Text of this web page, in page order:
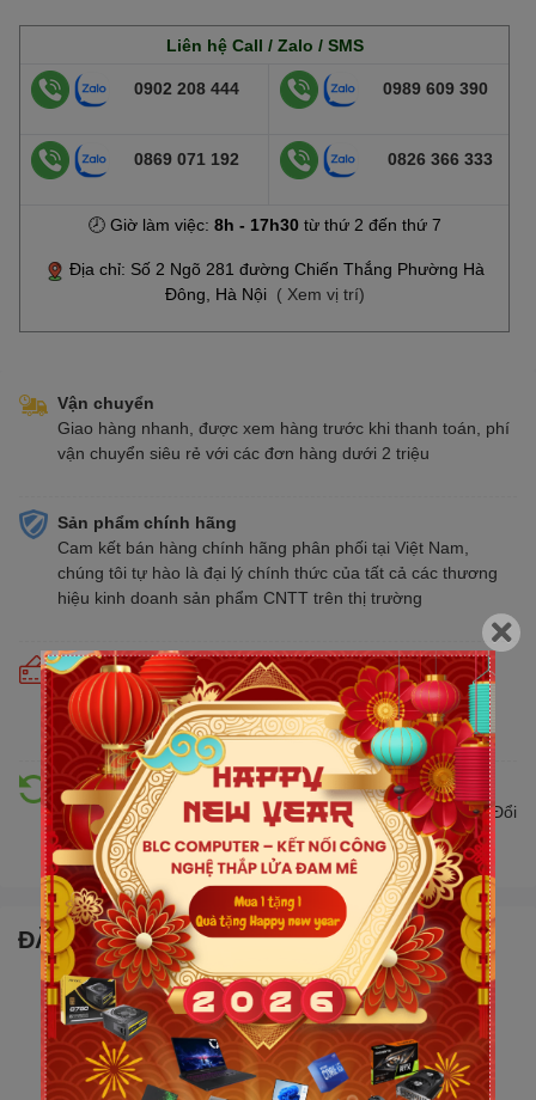
Liên hệ Call / Zalo / SMS
0902 208 444 0989 609 390
0869 071 192 0826 366 333
🕗 Giờ làm việc: 8h - 17h30từ thứ 2 đến thứ 7
Địa chỉ: Số 2 Ngõ 281 đường Chiến Thắng Phường Hà
Đông, Hà Nội ( Xem vị trí)
Vận chuyển
Giao hàng nhanh, được xem hàng trước khi thanh toán, phí
vận chuyển siêu rẻ với các đơn hàng dưới 2 triệu
Sản phẩm chính hãng
Cam kết bán hàng chính hãng phân phối tại Việt Nam,
chúng tôi tự hào là đại lý chính thức của tất cả các thương
hiệu kinh doanh sản phẩm CNTT trên thị trường
Cam kết giá tốt
Giá tốt hơn từ 10% - 30% so với thị trường. Liên tục cập
nhật giá mới nhất, cạnh tranh
Hỗ trợ đổi trả
Đổi trả hàng lên đến 30 ngày nếu có lỗi do nhà sản xuất. Đổi
trả hàng không cần lý do với mức phí ưu đãi
ĐẶC ĐIỂM NỔI BẬT
Chip đồ họa: Geforce RTX 5070
Bộ nhớ trong: 12Gb